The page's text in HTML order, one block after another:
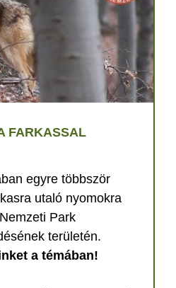
FARKASSAL
egyre többször
utaló nyomokra
Park
területén.
a témában!